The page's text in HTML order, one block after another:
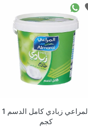
المراعي زبادي كامل الدسم 1
كجم